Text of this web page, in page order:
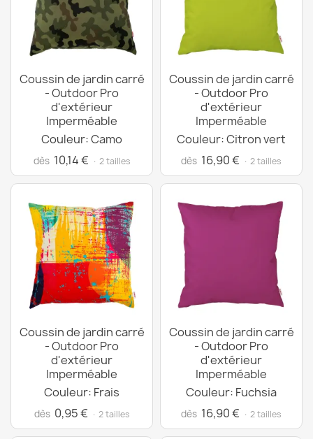
Coussin de jardin carré
- Outdoor Pro
d'extérieur
Imperméable
Couleur: Camo
dès 10,14 € · 2 tailles
Coussin de jardin carré
- Outdoor Pro
d'extérieur
Imperméable
Couleur: Citron vert
dès 16,90 € · 2 tailles
Coussin de jardin carré
- Outdoor Pro
d'extérieur
Imperméable
Couleur: Frais
dès 0,95 € · 2 tailles
Coussin de jardin carré
- Outdoor Pro
d'extérieur
Imperméable
Couleur: Fuchsia
dès 16,90 € · 2 tailles